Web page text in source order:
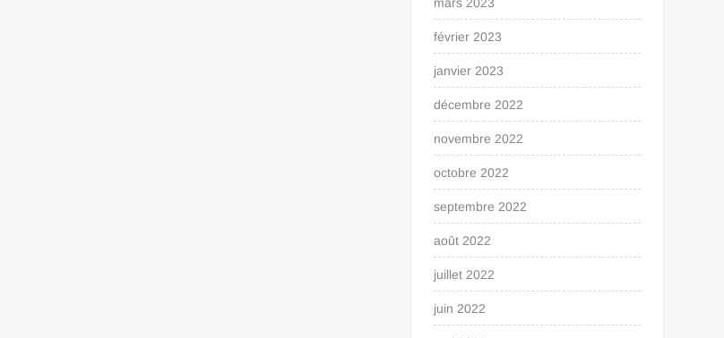
février 2023
janvier 2023
décembre 2022
novembre 2022
octobre 2022
septembre 2022
août 2022
juillet 2022
juin 2022